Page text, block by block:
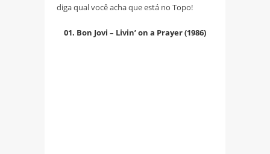
diga qual você acha que está no Topo!
01. Bon Jovi – Livin’ on a Prayer (1986)